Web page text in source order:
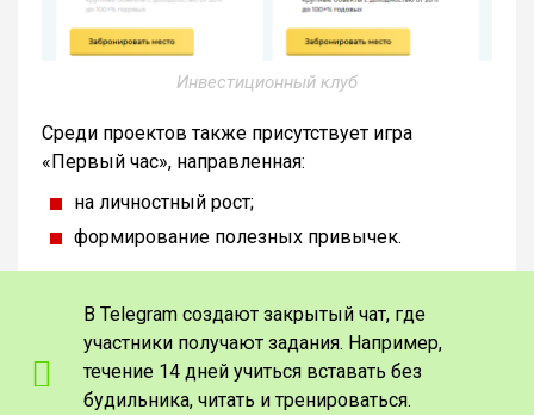
Инвестиционный клуб
Среди проектов также присутствует игра
«Первый час», направленная:
на личностный рост;
формирование полезных привычек.
В Telegram создают закрытый чат, где
участники получают задания. Например,
течение 14 дней учиться вставать без
будильника, читать и тренироваться.